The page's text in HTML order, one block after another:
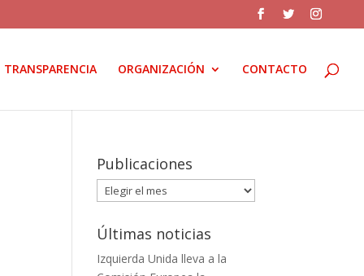
TRANSPARENCIA ORGANIZACIÓN CONTACTO
Publicaciones
Publicaciones
Últimas noticias
Izquierda Unida lleva a la